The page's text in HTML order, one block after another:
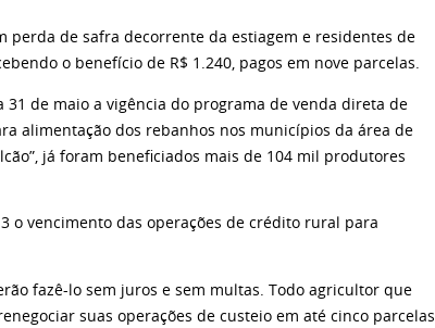
de safra decorrente da estiagem e residentes de
o benefício de R$ 1.240, pagos em nove parcelas.
de maio a vigência do programa de venda direta de
alimentação dos rebanhos nos municípios da área de
já foram beneficiados mais de 104 mil produtores
o vencimento das operações de crédito rural para
fazê-lo sem juros e sem multas. Todo agricultor que
suas operações de custeio em até cinco parcelas